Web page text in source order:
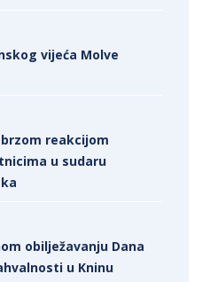
vijeća Molve
reakcijom
u sudaru
obilježavanju Dana
u Kninu